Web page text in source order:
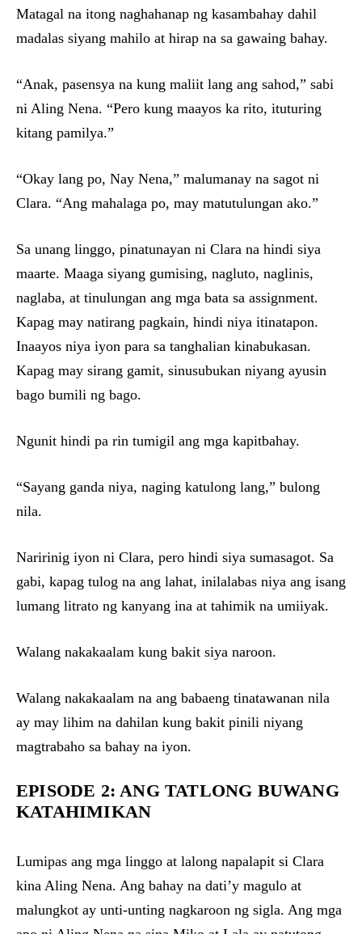
Matagal na itong naghahanap ng kasambahay dahil
madalas siyang mahilo at hirap na sa gawaing bahay.
“Anak, pasensya na kung maliit lang ang sahod,” sabi
ni Aling Nena. “Pero kung maayos ka rito, ituturing
kitang pamilya.”
“Okay lang po, Nay Nena,” malumanay na sagot ni
Clara. “Ang mahalaga po, may matutulungan ako.”
Sa unang linggo, pinatunayan ni Clara na hindi siya
maarte. Maaga siyang gumising, nagluto, naglinis,
naglaba, at tinulungan ang mga bata sa assignment.
Kapag may natirang pagkain, hindi niya itinatapon.
Inaayos niya iyon para sa tanghalian kinabukasan.
Kapag may sirang gamit, sinusubukan niyang ayusin
bago bumili ng bago.
Ngunit hindi pa rin tumigil ang mga kapitbahay.
“Sayang ganda niya, naging katulong lang,” bulong
nila.
Naririnig iyon ni Clara, pero hindi siya sumasagot. Sa
gabi, kapag tulog na ang lahat, inilalabas niya ang isang
lumang litrato ng kanyang ina at tahimik na umiiyak.
Walang nakakaalam kung bakit siya naroon.
Walang nakakaalam na ang babaeng tinatawanan nila
ay may lihim na dahilan kung bakit pinili niyang
magtrabaho sa bahay na iyon.
EPISODE 2: ANG TATLONG BUWANG
KATAHIMIKAN
Lumipas ang mga linggo at lalong napalapit si Clara
kina Aling Nena. Ang bahay na dati’y magulo at
malungkot ay unti-unting nagkaroon ng sigla. Ang mga